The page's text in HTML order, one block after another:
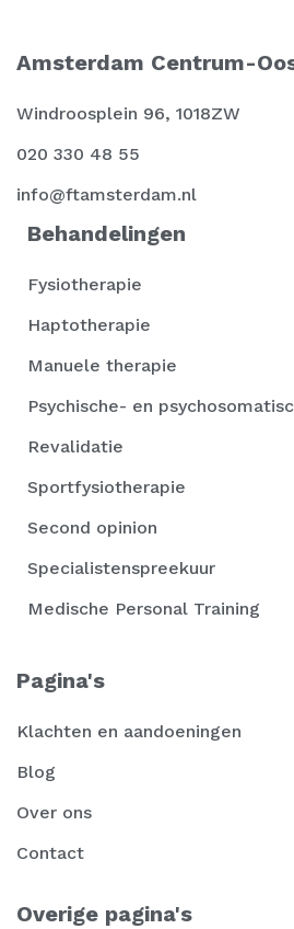
Amsterdam Centrum-
Windroosplein 96, 1018ZW
020 330 48 55
info@ftamsterdam.nl
Behandelingen
Fysiotherapie
Haptotherapie
Manuele therapie
Psychische- en
Revalidatie
Sportfysiotherapie
Second opinion
Specialistenspreekuur
Medische Personal Training
Pagina's
Klachten en aandoeningen
Blog
Over ons
Contact
Overige pagina's